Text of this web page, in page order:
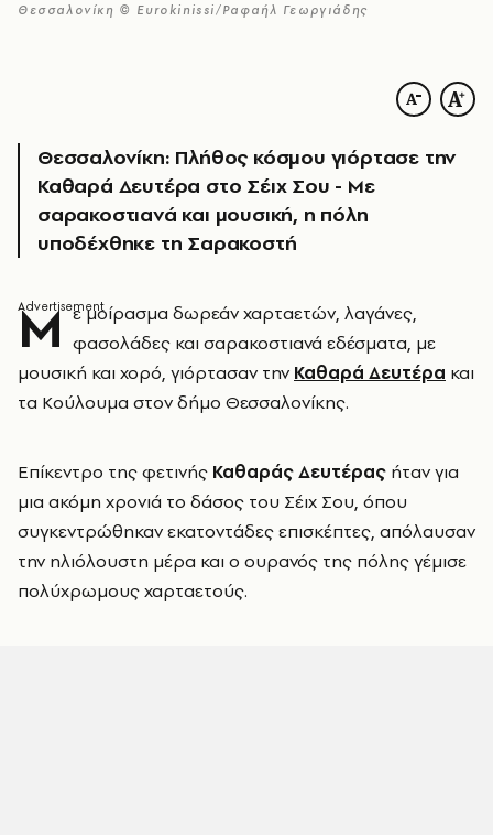
Θεσσαλονίκη © Eurokinissi/Ραφαήλ Γεωργιάδης
Θεσσαλονίκη: Πλήθος κόσμου γιόρτασε την
Καθαρά Δευτέρα στο Σέιχ Σου - Με
σαρακοστιανά και μουσική, η πόλη
υποδέχθηκε τη Σαρακοστή
Μ ε μοίρασμα δωρεάν χαρταετών, λαγάνες,
φασολάδες και σαρακοστιανά εδέσματα, με
μουσική και χορό, γιόρτασαν την Καθαρά Δευτέρα και
τα Κούλουμα στον δήμο Θεσσαλονίκης.
Επίκεντρο της φετινής Καθαράς Δευτέρας ήταν για
μια ακόμη χρονιά το δάσος του Σέιχ Σου, όπου
συγκεντρώθηκαν εκατοντάδες επισκέπτες, απόλαυσαν
την ηλιόλουστη μέρα και ο ουρανός της πόλης γέμισε
πολύχρωμους χαρταετούς.